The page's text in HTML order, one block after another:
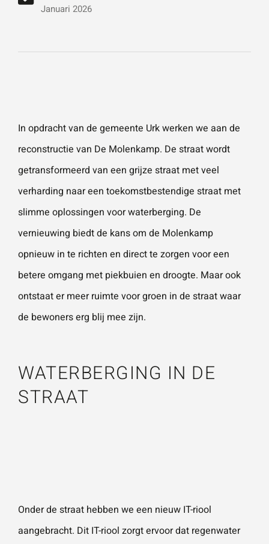
Wat is 5 + 5?*
Januari 2026
In opdracht van de gemeente Urk werken we aan de
reconstructie van De Molenkamp. De straat wordt
getransformeerd van een grijze straat met veel
verharding naar een toekomstbestendige straat met
slimme oplossingen voor waterberging. De
vernieuwing biedt de kans om de Molenkamp
opnieuw in te richten en direct te zorgen voor een
betere omgang met piekbuien en droogte. Maar ook
ontstaat er meer ruimte voor groen in de straat waar
de bewoners erg blij mee zijn.
WATERBERGING IN DE
STRAAT
Onder de straat hebben we een nieuw IT-riool
aangebracht. Dit IT-riool zorgt ervoor dat regenwater